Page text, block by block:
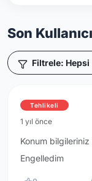
Son
Filtrele: Hepsi
Tehlikeli
1 yıl önce
Konum
Engelledim